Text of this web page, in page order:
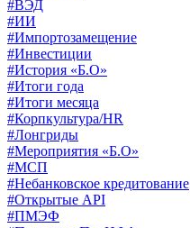
#ВЭД
#ИИ
#Импортозамещение
#Инвестиции
#История «Б.О»
#Итоги года
#Итоги месяца
#Корпкультура/HR
#Лонгриды
#Мероприятия «Б.О»
#МСП
#Небанковское кредитование
#Открытые API
#ПМЭФ